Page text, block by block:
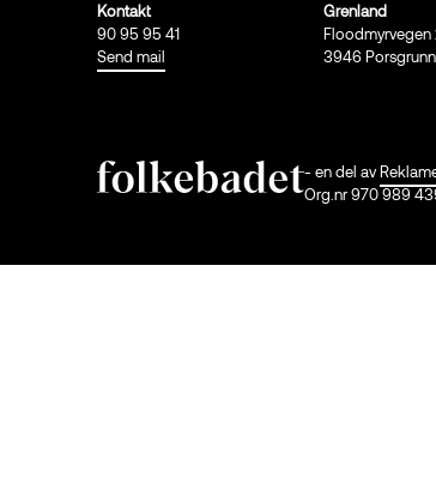
Kontakt
90 95 95 41
Send mail
Grenland
Floodmyrvegen
3946 Porsgrunn
- en del av
Org.nr 970 989